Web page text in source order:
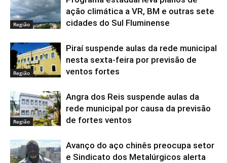
Região
ação climática a VR, BM e outras sete
cidades do Sul Fluminense
Região
Piraí suspende aulas da rede municipal
nesta sexta-feira por previsão de
ventos fortes
Região
Angra dos Reis suspende aulas da
rede municipal por causa da previsão
de fortes ventos
Avanço do aço chinês preocupa setor
e Sindicato dos Metalúrgicos alerta